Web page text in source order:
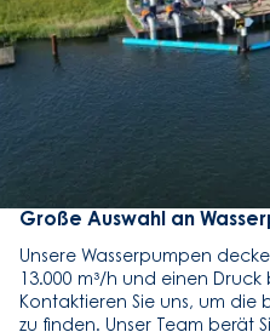
Große Auswahl an
Unsere Wasserpumpen
13.000 m³/h und einen
Kontaktieren Sie uns, um die
zu finden. Unser Team berät